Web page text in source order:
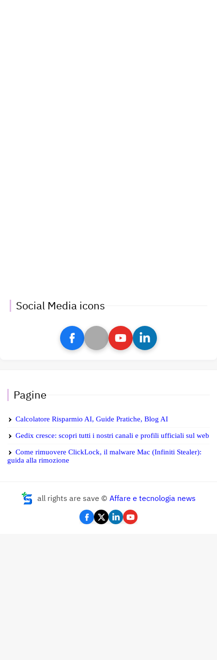
Social Media icons
Pagine
Calcolatore Risparmio AI, Guide Pratiche, Blog AI
Gedix cresce: scopri tutti i nostri canali e profili ufficiali sul web
Come rimuovere ClickLock, il malware Mac (Infiniti Stealer):
guida alla rimozione
all rights are save © Affare e tecnologia news